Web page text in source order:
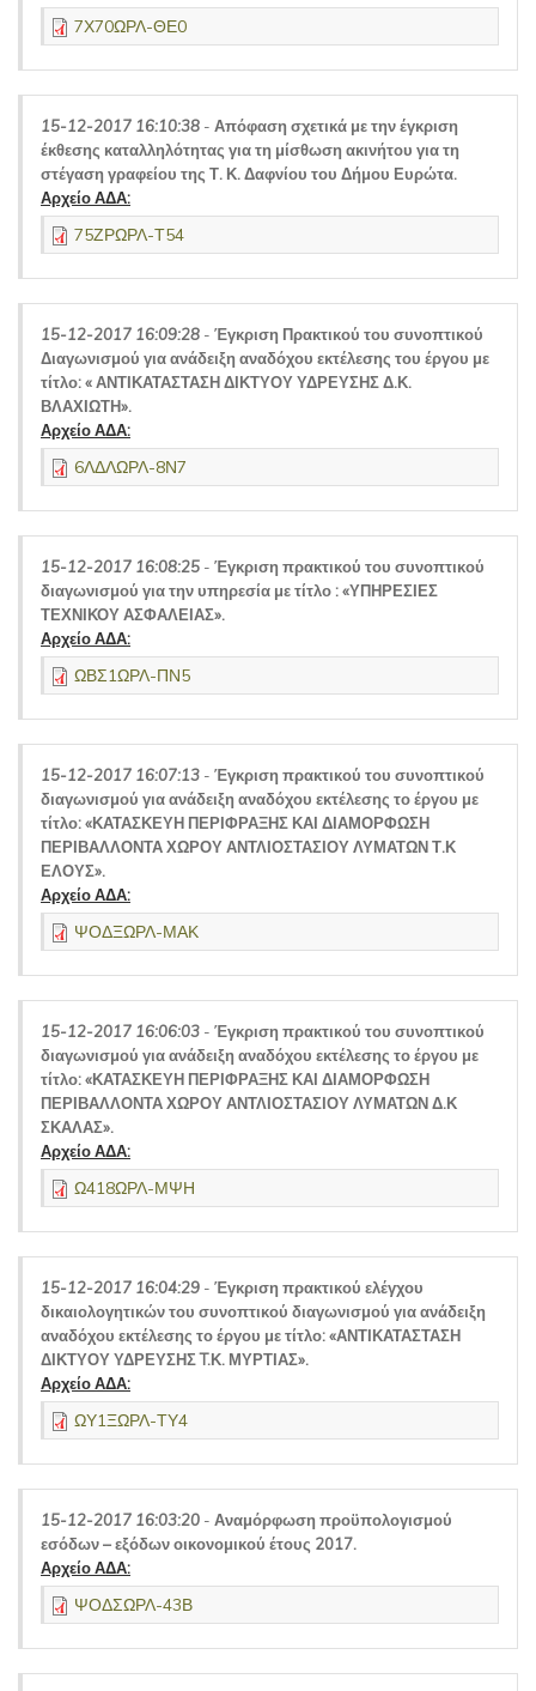
7Χ70ΩΡΛ-ΘΕ0
15-12-2017 16:10:38 - Απόφαση σχετικά με την έγκριση
έκθεσης καταλληλότητας για τη μίσθωση ακινήτου για τη
στέγαση γραφείου της Τ. Κ. Δαφνίου του Δήμου Ευρώτα.
Αρχείο ΑΔΑ:
75ΖΡΩΡΛ-Τ54
15-12-2017 16:09:28 - Έγκριση Πρακτικού του συνοπτικού
Διαγωνισμού για ανάδειξη αναδόχου εκτέλεσης του έργου με
τίτλο: « ΑΝΤΙΚΑΤΑΣΤΑΣΗ ΔΙΚΤΥΟΥ ΥΔΡΕΥΣΗΣ Δ.Κ.
ΒΛΑΧΙΩΤΗ».
Αρχείο ΑΔΑ:
6ΛΔΛΩΡΛ-8Ν7
15-12-2017 16:08:25 - Έγκριση πρακτικού του συνοπτικού
διαγωνισμού για την υπηρεσία με τίτλο : «ΥΠΗΡΕΣΙΕΣ
ΤΕΧΝΙΚΟΥ ΑΣΦΑΛΕΙΑΣ».
Αρχείο ΑΔΑ:
ΩΒΣ1ΩΡΛ-ΠΝ5
15-12-2017 16:07:13 - Έγκριση πρακτικού του συνοπτικού
διαγωνισμού για ανάδειξη αναδόχου εκτέλεσης το έργου με
τίτλο: «ΚΑΤΑΣΚΕΥΗ ΠΕΡΙΦΡΑΞΗΣ ΚΑΙ ΔΙΑΜΟΡΦΩΣΗ
ΠΕΡΙΒΑΛΛΟΝΤΑ ΧΩΡΟΥ ΑΝΤΛΙΟΣΤΑΣΙΟΥ ΛΥΜΑΤΩΝ Τ.Κ
ΕΛΟΥΣ».
Αρχείο ΑΔΑ:
ΨΟΔΞΩΡΛ-ΜΑΚ
15-12-2017 16:06:03 - Έγκριση πρακτικού του συνοπτικού
διαγωνισμού για ανάδειξη αναδόχου εκτέλεσης το έργου με
τίτλο: «ΚΑΤΑΣΚΕΥΗ ΠΕΡΙΦΡΑΞΗΣ ΚΑΙ ΔΙΑΜΟΡΦΩΣΗ
ΠΕΡΙΒΑΛΛΟΝΤΑ ΧΩΡΟΥ ΑΝΤΛΙΟΣΤΑΣΙΟΥ ΛΥΜΑΤΩΝ Δ.Κ
ΣΚΑΛΑΣ».
Αρχείο ΑΔΑ:
Ω418ΩΡΛ-ΜΨΗ
15-12-2017 16:04:29 - Έγκριση πρακτικού ελέγχου
δικαιολογητικών του συνοπτικού διαγωνισμού για ανάδειξη
αναδόχου εκτέλεσης το έργου με τίτλο: «ΑΝΤΙΚΑΤΑΣΤΑΣΗ
ΔΙΚΤΥΟΥ ΥΔΡΕΥΣΗΣ T.Κ. ΜΥΡΤΙΑΣ».
Αρχείο ΑΔΑ:
ΩΥ1ΞΩΡΛ-ΤΥ4
15-12-2017 16:03:20 - Αναμόρφωση προϋπολογισμού
εσόδων – εξόδων οικονομικού έτους 2017.
Αρχείο ΑΔΑ:
ΨΟΔΣΩΡΛ-43Β